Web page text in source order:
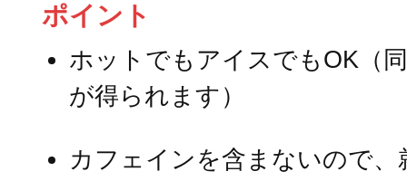
ポイント
ホットでもアイスでもOK（
が得られます）
カフェインを含まないので、